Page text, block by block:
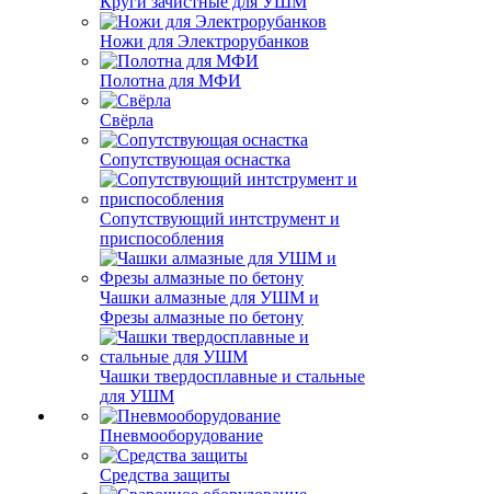
Ножи для Электрорубанков
Полотна для МФИ
Свёрла
Сопутствующая оснастка
Сопутствующий интструмент и
приспособления
Чашки алмазные для УШМ и
Фрезы алмазные по бетону
Чашки твердосплавные и стальные
для УШМ
Пневмооборудование
Средства защиты